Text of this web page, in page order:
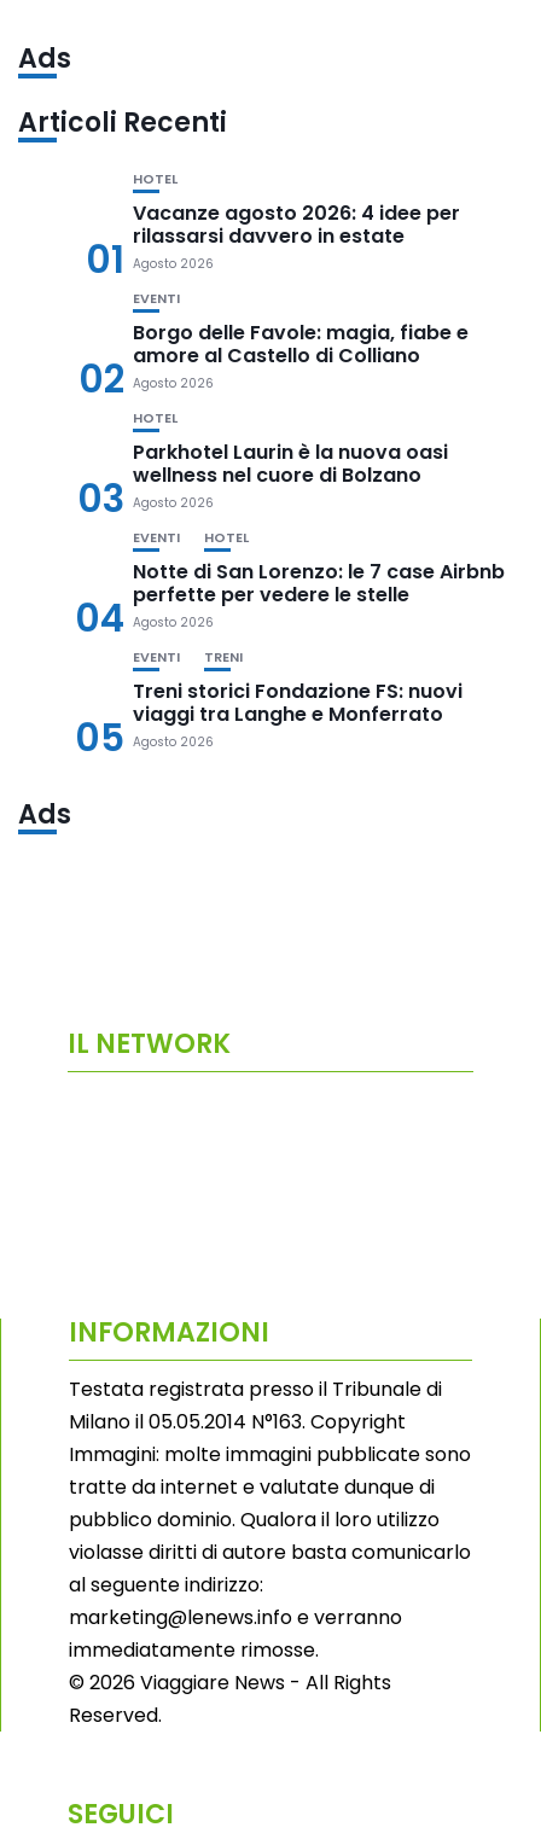
Ads
Articoli Recenti
01
HOTEL
Vacanze agosto 2026: 4 idee per
rilassarsi davvero in estate
Agosto 2026
02
EVENTI
Borgo delle Favole: magia, fiabe e
amore al Castello di Colliano
Agosto 2026
03
HOTEL
Parkhotel Laurin è la nuova oasi
wellness nel cuore di Bolzano
Agosto 2026
04
EVENTI HOTEL
Notte di San Lorenzo: le 7 case Airbnb
perfette per vedere le stelle
Agosto 2026
05
EVENTI TRENI
Treni storici Fondazione FS: nuovi
viaggi tra Langhe e Monferrato
Agosto 2026
Ads
IL NETWORK
INFORMAZIONI
Testata registrata presso il Tribunale di
Milano il 05.05.2014 N°163. Copyright
Immagini: molte immagini pubblicate sono
tratte da internet e valutate dunque di
pubblico dominio. Qualora il loro utilizzo
violasse diritti di autore basta comunicarlo
al seguente indirizzo:
marketing@lenews.info e verranno
immediatamente rimosse.
© 2026 Viaggiare News - All Rights
Reserved.
SEGUICI